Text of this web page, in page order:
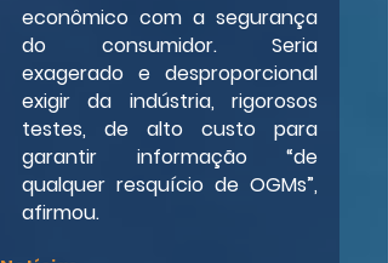
econômico com a segurança
do consumidor. Seria
exagerado e desproporcional
exigir da indústria, rigorosos
testes, de alto custo para
garantir informação “de
qualquer resquício de OGMs”,
afirmou.